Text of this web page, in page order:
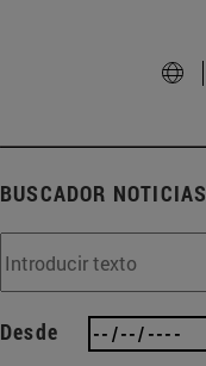
BUSCADOR NOTICIAS
Desde